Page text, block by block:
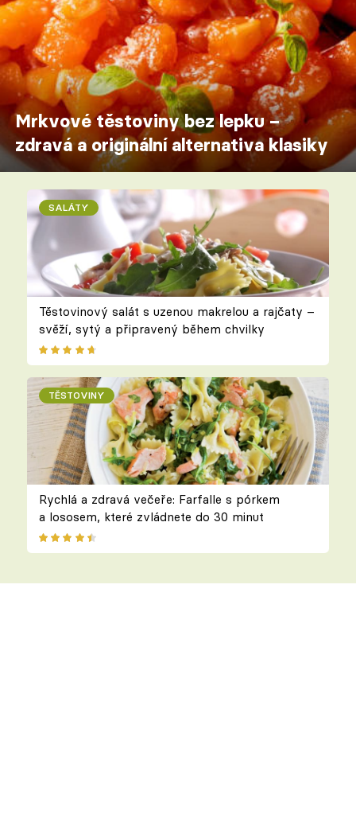
Mrkvové těstoviny bez lepku –
zdravá a originální alternativa klasiky
SALÁTY
Těstovinový salát s uzenou makrelou a rajčaty –
svěží, sytý a připravený během chvilky
TĚSTOVINY
Rychlá a zdravá večeře: Farfalle s pórkem
a lososem, které zvládnete do 30 minut